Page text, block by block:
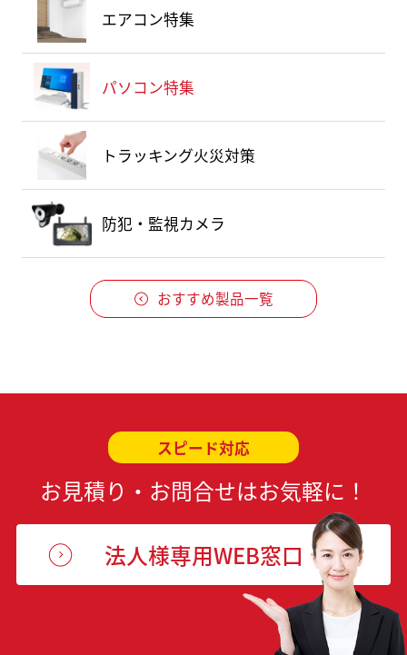
エアコン特集
パソコン特集
トラッキング火災対策
防犯・監視カメラ
おすすめ製品一覧
スピード対応
お見積り・お問合せはお気軽に！
法人様専用WEB窓口